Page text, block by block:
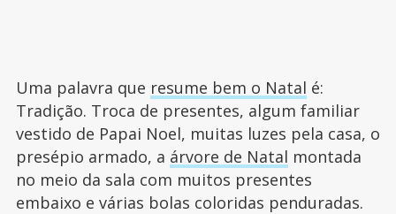
Uma palavra que resume bem o Natal é:
Tradição. Troca de presentes, algum familiar
vestido de Papai Noel, muitas luzes pela casa, o
presépio armado, a árvore de Natal montada
no meio da sala com muitos presentes
embaixo e várias bolas coloridas penduradas.